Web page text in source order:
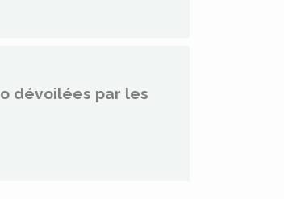
dévoilées par les